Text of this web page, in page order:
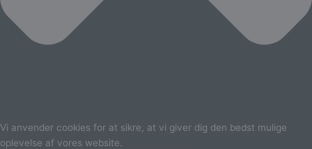
Vi anvender cookies for at sikre, at vi giver dig den bedst mulige
oplevelse af vores website.